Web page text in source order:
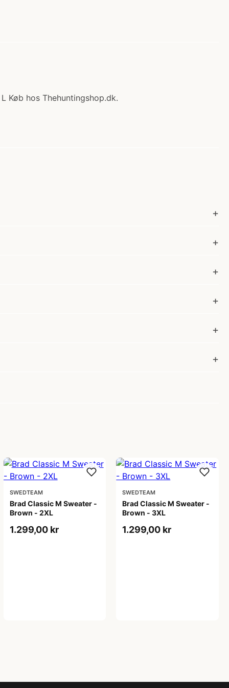
Køb hos Thehuntingshop.dk.
SWEDTEAM
Brad Classic M Sweater -
Brown - 2XL
1.299,00 kr
SWEDTEAM
Brad Classic M Sweater -
Brown - 3XL
1.299,00 kr